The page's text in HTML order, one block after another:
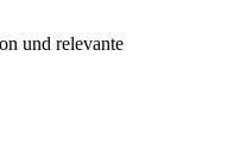
und relevante